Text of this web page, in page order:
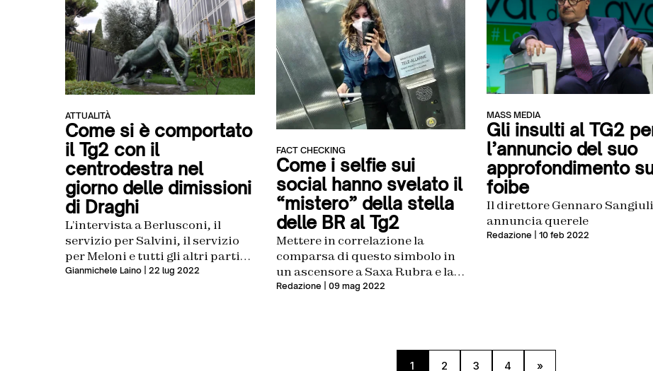
ATTUALITÀ
Come si è comportato
il Tg2 con il
centrodestra nel
giorno delle dimissioni
di Draghi
L’intervista a Berlusconi, il
servizio per Salvini, il servizio
per Meloni e tutti gli altri partiti
in un unico pastone. La protesta
Gianmichele Laino | 22 lug 2022
FACT CHECKING
Come i selfie sui
social hanno svelato il
“mistero” della stella
delle BR al Tg2
Mettere in correlazione la
comparsa di questo simbolo in
un ascensore a Saxa Rubra e la
partecipazione di Gennaro
Redazione | 09 mag 2022
MASS MEDIA
Gli insulti al TG2
l’annuncio del suo
approfondimento
foibe
Il direttore Gennaro
annuncia querele
Redazione | 10 feb 2022
1 2 3 4 »